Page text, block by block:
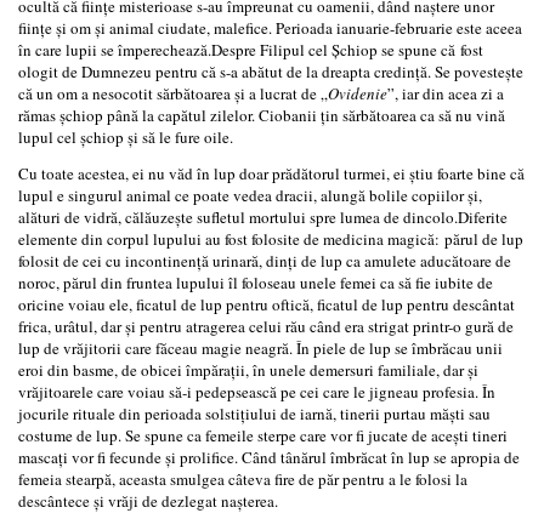
ocultă că ființe misterioase s-au împreunat cu oamenii, dând naștere unor
ființe și om și animal ciudate, malefice. Perioada ianuarie-februarie este aceea
în care lupii se împerechează.Despre Filipul cel Șchiop se spune că fost
ologit de Dumnezeu pentru că s-a abătut de la dreapta credință. Se povestește
că un om a nesocotit sărbătoarea și a lucrat de „Ovidenie”, iar din acea zi a
rămas șchiop până la capătul zilelor. Ciobanii țin sărbătoarea ca să nu vină
lupul cel șchiop și să le fure oile.
Cu toate acestea, ei nu văd în lup doar prădătorul turmei, ei știu foarte bine că
lupul e singurul animal ce poate vedea dracii, alungă bolile copiilor și,
alături de vidră, călăuzește sufletul mortului spre lumea de dincolo.Diferite
elemente din corpul lupului au fost folosite de medicina magică: părul de lup
folosit de cei cu incontinență urinară, dinți de lup ca amulete aducătoare de
noroc, părul din fruntea lupului îl foloseau unele femei ca să fie iubite de
oricine voiau ele, ficatul de lup pentru oftică, ficatul de lup pentru descântat
frica, urâtul, dar și pentru atragerea celui rău când era strigat printr-o gură de
lup de vrăjitorii care făceau magie neagră. În piele de lup se îmbrăcau unii
eroi din basme, de obicei împărații, în unele demersuri familiale, dar și
vrăjitoarele care voiau să-i pedepsească pe cei care le jigneau profesia. În
jocurile rituale din perioada solstițiului de iarnă, tinerii purtau măști sau
costume de lup. Se spune ca femeile sterpe care vor fi jucate de acești tineri
mascați vor fi fecunde și prolifice. Când tânărul îmbrăcat în lup se apropia de
femeia stearpă, aceasta smulgea câteva fire de păr pentru a le folosi la
descântece și vrăji de dezlegat nașterea.